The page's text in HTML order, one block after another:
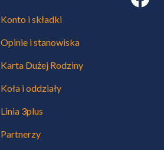
Konto i składki
Opinie i stanowiska
Karta Dużej Rodziny
Koła i oddziały
Linia 3plus
Partnerzy